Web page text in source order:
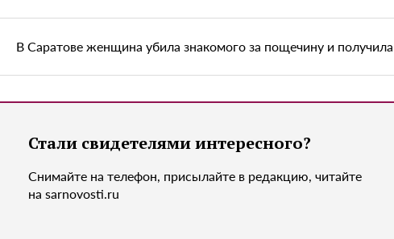
В Саратове женщина убила знакомого за пощечину и
Стали свидетелями интересного?
Снимайте на телефон, присылайте в редакцию, читайте
на sarnovosti.ru